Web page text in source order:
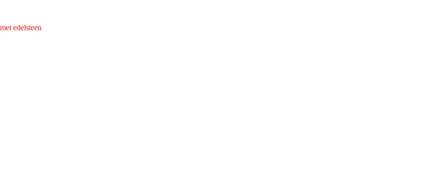
edelsteen